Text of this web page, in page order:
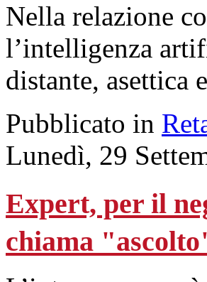
Nella relazione
l’intelligenza
distante, asettica
Pubblicato in
Lunedì, 29
Expert, per il
chiama